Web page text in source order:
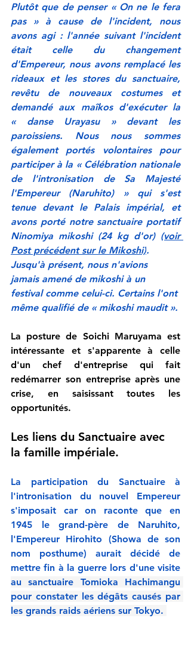
Plutôt que de penser « On ne le fera
pas » à cause de l'incident, nous
avons agi : l'année suivant l'incident
était celle du changement
d'Empereur, nous avons remplacé les
rideaux et les stores du sanctuaire,
revêtu de nouveaux costumes et
demandé aux maîkos d'exécuter la
« danse Urayasu » devant les
paroissiens. Nous nous sommes
également portés volontaires pour
participer à la « Célébration nationale
de l'intronisation de Sa Majesté
l'Empereur (Naruhito) » qui s'est
tenue devant le Palais impérial, et
avons porté notre sanctuaire portatif
Ninomiya mikoshi (24 kg d'or) (voir
Post précédent sur le Mikoshi).
Jusqu'à présent, nous n'avions
jamais amené de mikoshi à un
festival comme celui-ci. Certains l'ont
même qualifié de « mikoshi maudit ».
La posture de Soichi Maruyama est
intéressante et s'apparente à celle
d'un chef d'entreprise qui fait
redémarrer son entreprise après une
crise, en saisissant toutes les
opportunités.
Les liens du Sanctuaire avec
la famille impériale.
La participation du Sanctuaire à
l'intronisation du nouvel Empereur
s'imposait car on raconte que en
1945 le grand-père de Naruhito,
l'Empereur Hirohito (Showa de son
nom posthume) aurait décidé de
au sanctuaire Tomioka Hachimangu
pour constater les dégâts causés par
les grands raids aériens sur Tokyo.